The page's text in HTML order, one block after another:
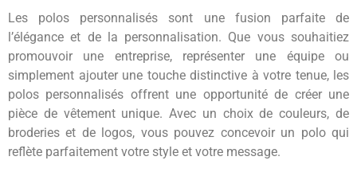
Les polos personnalisés sont une fusion parfaite de
l’élégance et de la personnalisation. Que vous souhaitiez
promouvoir une entreprise, représenter une équipe ou
simplement ajouter une touche distinctive à votre tenue, les
polos personnalisés offrent une opportunité de créer une
pièce de vêtement unique. Avec un choix de couleurs, de
broderies et de logos, vous pouvez concevoir un polo qui
reflète parfaitement votre style et votre message.